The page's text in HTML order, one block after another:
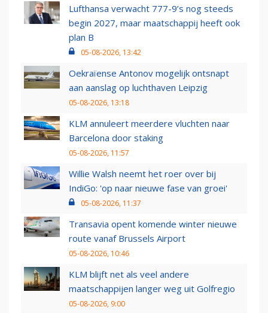
Lufthansa verwacht 777-9’s nog steeds
begin 2027, maar maatschappij heeft ook
plan B
05-08-2026, 13:42
Oekraïense Antonov mogelijk ontsnapt
aan aanslag op luchthaven Leipzig
05-08-2026, 13:18
KLM annuleert meerdere vluchten naar
Barcelona door staking
05-08-2026, 11:57
Willie Walsh neemt het roer over bij
IndiGo: 'op naar nieuwe fase van groei'
05-08-2026, 11:37
Transavia opent komende winter nieuwe
route vanaf Brussels Airport
05-08-2026, 10:46
KLM blijft net als veel andere
maatschappijen langer weg uit Golfregio
05-08-2026, 9:00